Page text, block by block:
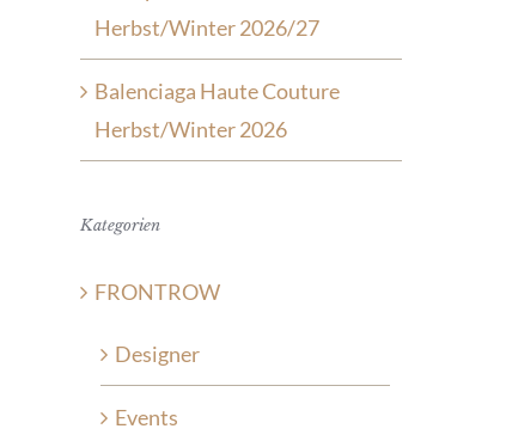
Herbst/Winter 2026/27
Balenciaga Haute Couture
Herbst/Winter 2026
Kategorien
FRONTROW
Designer
Events